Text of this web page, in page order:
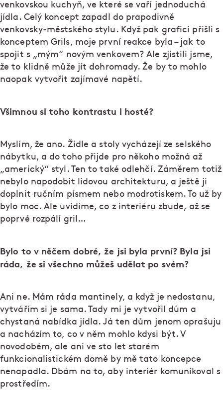
venkovskou kuchyň, ve které se vaří jednoduchá
jídla. Celý koncept zapadl do prapodivně
venkovsky-městského stylu. Když pak grafici přišli s
konceptem Grils, moje první reakce byla – jak to
spojit s „mým“ novým venkovem? Ale zjistili jsme,
že to klidně může jít dohromady. Že by to mohlo
naopak vytvořit zajímavé napětí.
Všimnou si toho kontrastu i hosté?
Myslím, že ano. Židle a stoly vycházejí ze selského
nábytku, a do toho přijde pro někoho možná až
„americký“ styl. Ten to také odlehčí. Záměrem totiž
nebylo napodobit lidovou architekturu, a ještě ji
doplnit ručním písmem nebo modrotiskem. To už by
bylo moc. Ale uvidíme, co z interiéru zbude, až se
poprvé rozpálí gril…
Bylo to v něčem dobré, že jsi byla první? Byla jsi
ráda, že si všechno můžeš udělat po svém?
Ani ne. Mám ráda mantinely, a když je nedostanu,
vytvářím si je sama. Tady mi je vytvořil dům a
chystaná nabídka jídla. Já ten dům jenom oprašuju
a nacházím to, co v něm mohlo kdysi být. V
novodobém, ale ani ve sto let starém
funkcionalistickém domě by mě tato koncepce
nenapadla. Dbám na to, aby interiér komunikoval s
prostředím.